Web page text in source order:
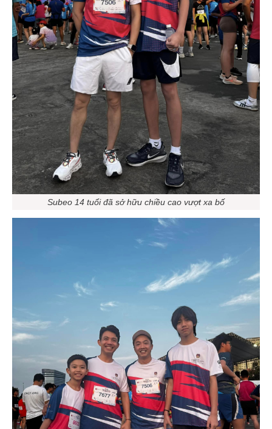
Subeo 14 tuổi đã sở hữu chiều cao vượt xa bố